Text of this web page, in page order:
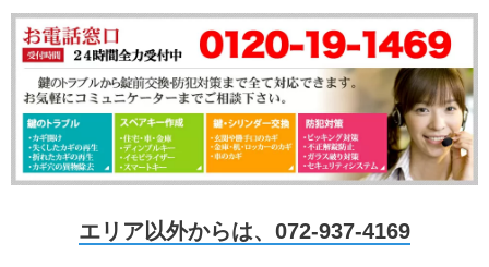
エリア以外からは、072-937-4169